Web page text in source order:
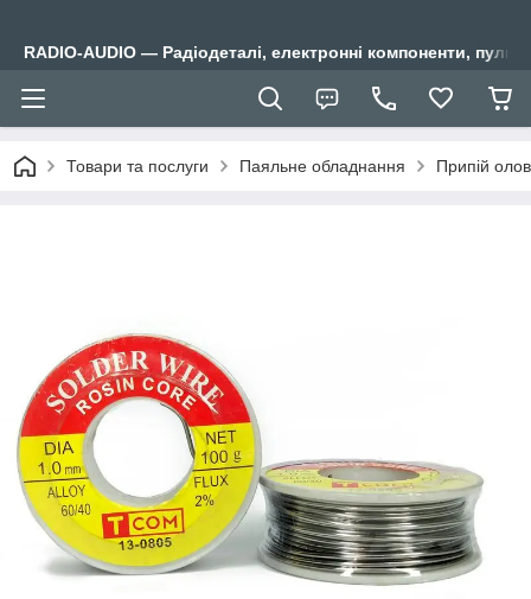
RADIO-AUDIO — Радіодеталі, електронні компоненти,
Товари та послуги Паяльне обладнання Припій